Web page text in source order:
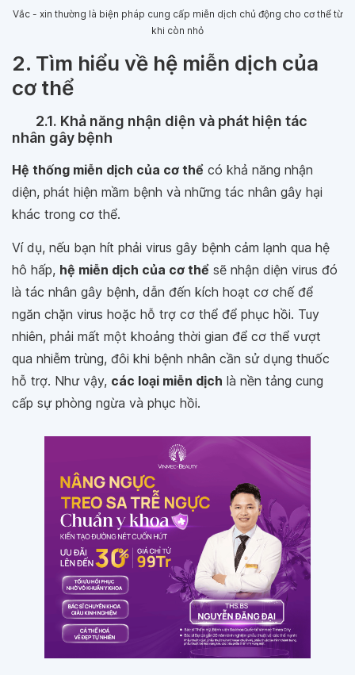
Vắc - xin thường là biện pháp cung cấp miễn dịch chủ động cho cơ thể từ
khi còn nhỏ
2. Tìm hiểu về hệ miễn dịch của
cơ thể
2.1. Khả năng nhận diện và phát hiện tác
nhân gây bệnh
Hệ thống miễn dịch của cơ thể có khả năng nhận
diện, phát hiện mầm bệnh và những tác nhân gây hại
khác trong cơ thể.
Ví dụ, nếu bạn hít phải virus gây bệnh cảm lạnh qua hệ
hô hấp, hệ miễn dịch của cơ thể sẽ nhận diện virus đó
là tác nhân gây bệnh, dẫn đến kích hoạt cơ chế để
ngăn chặn virus hoặc hỗ trợ cơ thể để phục hồi. Tuy
nhiên, phải mất một khoảng thời gian để cơ thể vượt
qua nhiễm trùng, đôi khi bệnh nhân cần sử dụng thuốc
hỗ trợ. Như vậy, các loại miễn dịch là nền tảng cung
cấp sự phòng ngừa và phục hồi.